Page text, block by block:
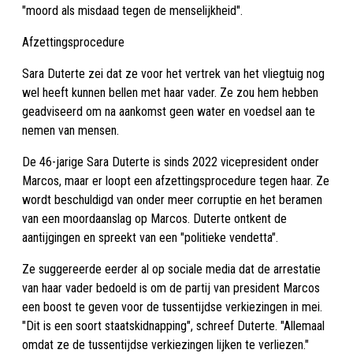
"moord als misdaad tegen de menselijkheid".
Afzettingsprocedure
Sara Duterte zei dat ze voor het vertrek van het vliegtuig nog
wel heeft kunnen bellen met haar vader. Ze zou hem hebben
geadviseerd om na aankomst geen water en voedsel aan te
nemen van mensen.
De 46-jarige Sara Duterte is sinds 2022 vicepresident onder
Marcos, maar er loopt een afzettingsprocedure tegen haar. Ze
wordt beschuldigd van onder meer corruptie en het beramen
van een moordaanslag op Marcos. Duterte ontkent de
aantijgingen en spreekt van een "politieke vendetta".
Ze suggereerde eerder al op sociale media dat de arrestatie
van haar vader bedoeld is om de partij van president Marcos
een boost te geven voor de tussentijdse verkiezingen in mei.
"Dit is een soort staatskidnapping", schreef Duterte. "Allemaal
omdat ze de tussentijdse verkiezingen lijken te verliezen."